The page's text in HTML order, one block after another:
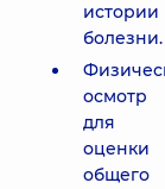
истории
болезни.
осмотр
для
оценки
общего